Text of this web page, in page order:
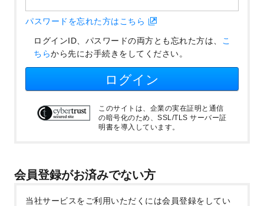
パスワードを忘れた方はこちら
ログインID、パスワードの両方とも忘れた方は、 こ
ちらから先にお手続きをしてください。
ログイン
このサイトは、企業の実在証明と通信
の暗号化のため、SSL/TLS サーバー証
明書を導入しています。
会員登録がお済みでない方
当社サービスをご利用いただくには会員登録をしてい